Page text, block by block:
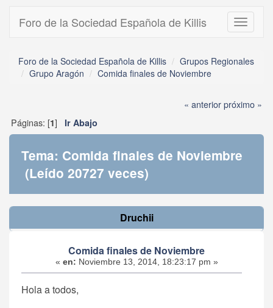
Toggle
Foro de la Sociedad Española de Killis
Foro de la Sociedad Española de Killis
Grupos Regionales
Grupo Aragón
Comida finales de Noviembre
« anteriorpróximo »
Páginas: [1] Ir Abajo
Tema: Comida finales de Noviembre
(Leído 20727 veces)
Druchii
Comida finales de Noviembre
« en: Noviembre 13, 2014, 18:23:17 pm »
Hola a todos,